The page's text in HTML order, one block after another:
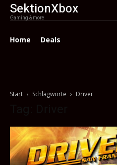
SektionXbox
Gaming & more
Home Deals
Start Schlagworte Driver